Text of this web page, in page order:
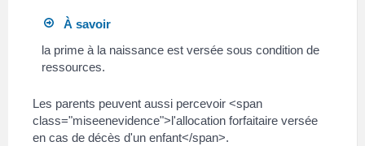
À savoir
la prime à la naissance est versée sous condition de
ressources.
Les parents peuvent aussi percevoir <span
class="miseenevidence">l'allocation forfaitaire versée
en cas de décès d'un enfant</span>.